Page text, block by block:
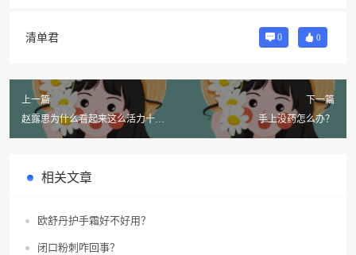
清单君 0 0
上一篇
赵露思为什么看起来这么活力十
下一篇
手上没药怎么办？
相关文章
欧舒丹护手霜好不好用？
闭口粉刺咋回事？